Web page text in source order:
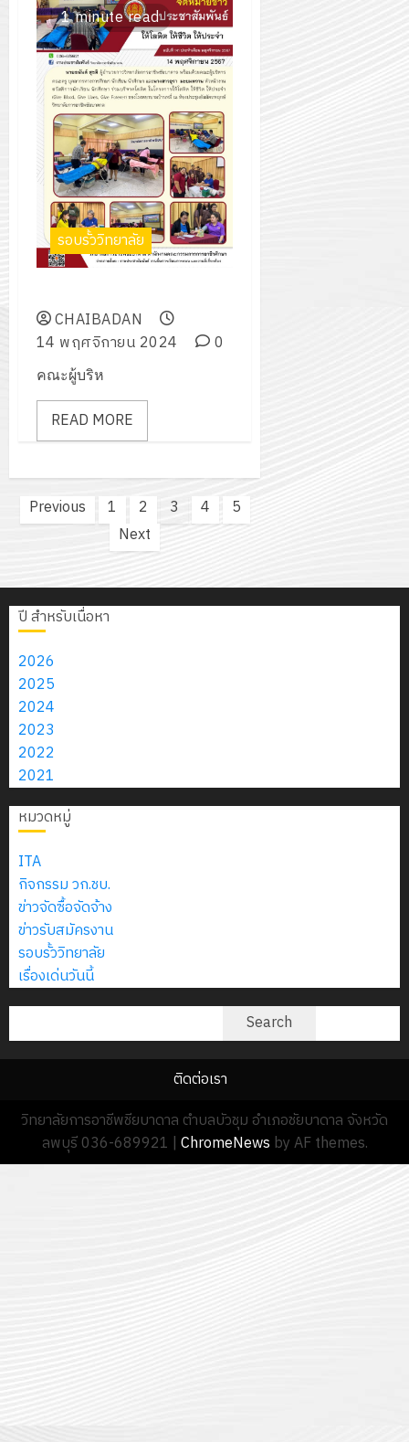
1 minute read
รอบรั้ววิทยาลัย
CHAIBADAN
14 พฤศจิกายน 2024
0
คณะผู้บริห
READ MORE
Posts
pagination
Previous 1 2 3 4
5
Next
ปี สำหรับเนื่อหา
2026
2025
2024
2023
2022
2021
หมวดหมู่
ITA
กิจกรรม วก.ชบ.
ข่าวจัดซื้อจัดจ้าง
ข่าวรับสมัครงาน
รอบรั้ววิทยาลัย
เรื่องเด่นวันนี้
Search
ติดต่อเรา
วิทยาลัยการอาชีพชียบาดาล ตำบลบัวชุม อำเภอชัยบาดาล จังหวัด
ลพบุรี 036-689921 | ChromeNews by AF themes.